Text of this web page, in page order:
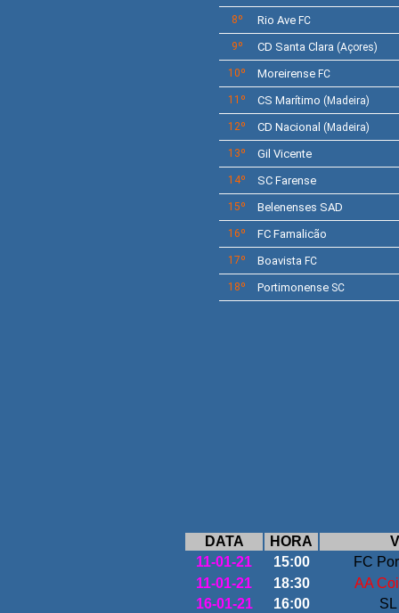
8º Rio AveFC
9º CD Santa Clara (Açores)
10º MoreirenseFC
11º CS Marítimo (Madeira)
12º CD Nacional (Madeira)
13º Gil Vicente
14º SC Farense
15º Belenenses SAD
16º FC Famalicão
17º Boavista FC
18º PortimonenseSC
DATA HORA
11-01-21
15:00
FC
11-01-21
18:30
AA
16-01-21
16:00